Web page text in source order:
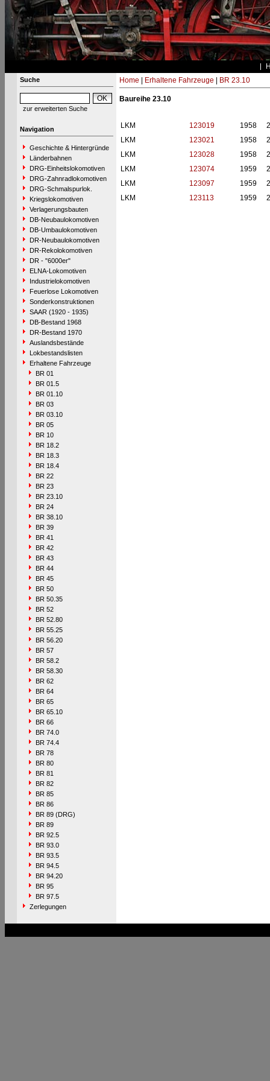
Suche
zur erweiterten Suche
Navigation
Geschichte & Hintergründe
Länderbahnen
DRG-Einheitslokomotiven
DRG-Zahnradlokomotiven
DRG-Schmalspurlok.
Kriegslokomotiven
Verlagerungsbauten
DB-Neubaulokomotiven
DB-Umbaulokomotiven
DR-Neubaulokomotiven
DR-Rekolokomotiven
DR - "6000er"
ELNA-Lokomotiven
Industrielokomotiven
Feuerlose Lokomotiven
Sonderkonstruktionen
SAAR (1920 - 1935)
DB-Bestand 1968
DR-Bestand 1970
Auslandsbestände
Lokbestandslisten
Erhaltene Fahrzeuge
BR 01
BR 01.5
BR 01.10
BR 03
BR 03.10
BR 05
BR 10
BR 18.2
BR 18.3
BR 18.4
BR 22
BR 23
BR 23.10
BR 24
BR 38.10
BR 39
BR 41
BR 42
BR 43
BR 44
BR 45
BR 50
BR 50.35
BR 52
BR 52.80
BR 55.25
BR 56.20
BR 57
BR 58.2
BR 58.30
BR 62
BR 64
BR 65
BR 65.10
BR 66
BR 74.0
BR 74.4
BR 78
BR 80
BR 81
BR 82
BR 85
BR 86
BR 89 (DRG)
BR 89
BR 92.5
BR 93.0
BR 93.5
BR 94.5
BR 94.20
BR 95
BR 97.5
Zerlegungen
Home Erhaltene Fahrzeuge BR 23.10
Baureihe 23.10
LKM 123019 1958
LKM
123021 1958
LKM
123028 1958
LKM
123074 1959
LKM
123097 1959
LKM
123113 1959